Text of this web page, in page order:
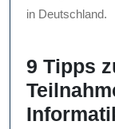
in Deutschland.
9 Tipps